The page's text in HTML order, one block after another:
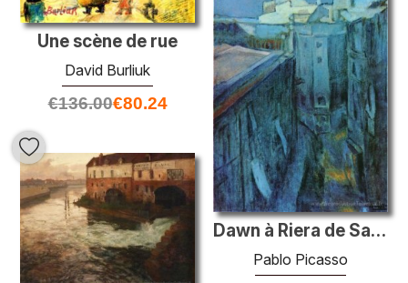
Une scène de rue
David Burliuk
€136.00€80.24
Dawn à Riera de Sant Joan
Pablo Picasso